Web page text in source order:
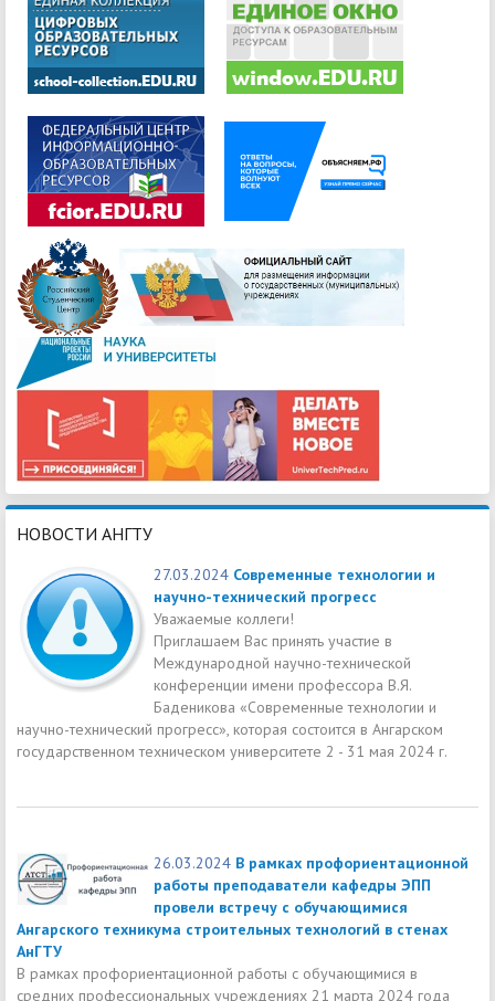
НОВОСТИ АНГТУ
27.03.2024 Современные технологии и
научно-технический прогресс
Уважаемые коллеги!
Приглашаем Вас принять участие в
Международной научно-технической
конференции имени профессора В.Я.
Баденикова «Современные технологии и
научно-технический прогресс», которая состоится в Ангарском
государственном техническом университете 2 - 31 мая 2024 г.
26.03.2024 В рамках профориентационной
работы преподаватели кафедры ЭПП
провели встречу с обучающимися
Ангарского техникума строительных технологий в стенах
АнГТУ
В рамках профориентационной работы с обучающимися в
средних профессиональных учреждениях 21 марта 2024 года